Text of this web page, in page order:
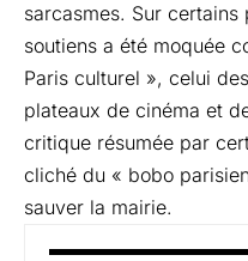
sarcasmes. Sur
soutiens a été moquée
Paris culturel », celui
plateaux de cinéma et
critique résumée par
cliché du « bobo
sauver la mairie.